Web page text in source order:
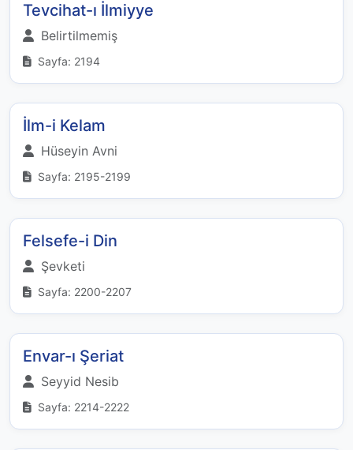
Tevcihat-ı İlmiyye
Belirtilmemiş
Sayfa: 2194
İlm-i Kelam
Hüseyin Avni
Sayfa: 2195-2199
Felsefe-i Din
Şevketi
Sayfa: 2200-2207
Envar-ı Şeriat
Seyyid Nesib
Sayfa: 2214-2222